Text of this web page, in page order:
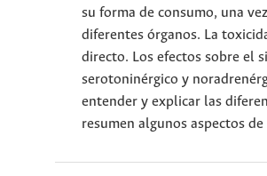
su forma de consumo, una
diferentes órganos. La
directo. Los efectos sobre el
serotoninérgico y
entender y explicar las
resumen algunos aspectos